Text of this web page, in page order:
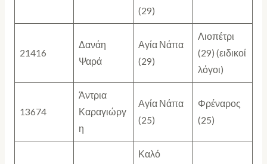
(29)
21416
Δανάη
Ψαρά
Αγία Νάπα
(29)
Λιοπέτρι
(29) (ειδικοί
λόγοι)
13674
Άντρια
Καραγιώργ
η
Αγία Νάπα
(25)
Φρέναρος
(25)
Καλό